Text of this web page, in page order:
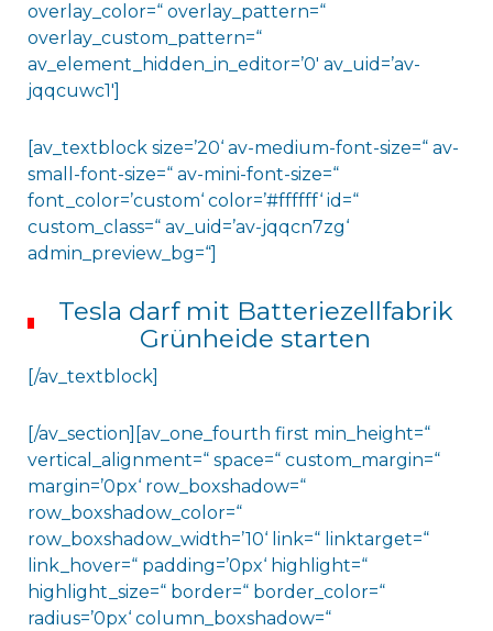
overlay_color=“ overlay_pattern=“
overlay_custom_pattern=“
av_element_hidden_in_editor=’0′ av_uid=’av-
jqqcuwc1′]
[av_textblock size=’20‘ av-medium-font-size=“ av-
small-font-size=“ av-mini-font-size=“
font_color=’custom‘ color=’#ffffff‘ id=“
custom_class=“ av_uid=’av-jqqcn7zg‘
admin_preview_bg=“]
Tesla darf mit Batteriezellfabrik
Grünheide starten
[/av_textblock]
[/av_section][av_one_fourth first min_height=“
vertical_alignment=“ space=“ custom_margin=“
margin=’0px‘ row_boxshadow=“
row_boxshadow_color=“
row_boxshadow_width=’10‘ link=“ linktarget=“
link_hover=“ padding=’0px‘ highlight=“
highlight_size=“ border=“ border_color=“
radius=’0px‘ column_boxshadow=“